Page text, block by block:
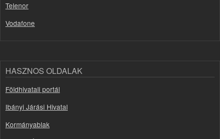
Telenor
Vodafone
HASZNOS OLDALAK
Földhivatali portál
Ibányi Járási Hivatal
Kormányablak